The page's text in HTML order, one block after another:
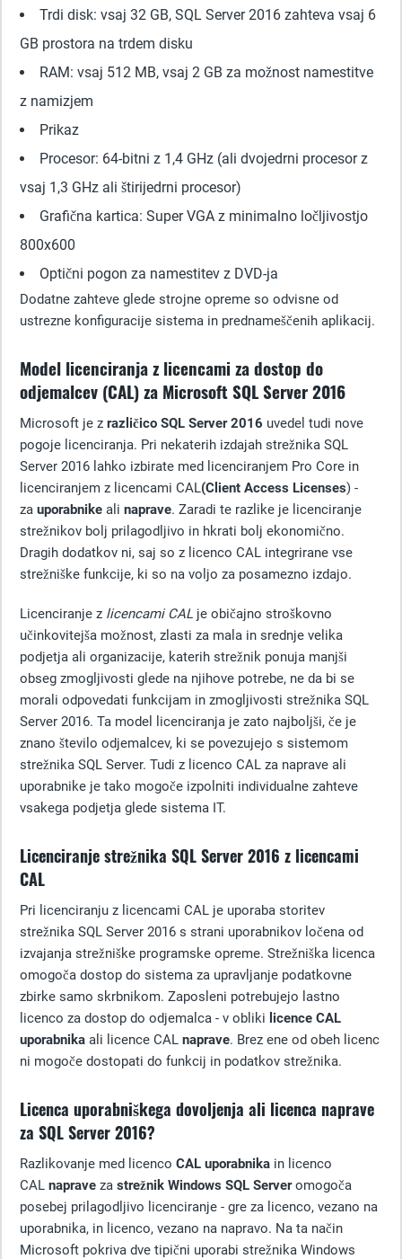
Trdi disk: vsaj 32 GB, SQL Server 2016 zahteva vsaj 6
GB prostora na trdem disku
RAM: vsaj 512 MB, vsaj 2 GB za možnost namestitve
z namizjem
Prikaz
Procesor: 64-bitni z 1,4 GHz (ali dvojedrni procesor z
vsaj 1,3 GHz ali štirijedrni procesor)
Grafična kartica: Super VGA z minimalno ločljivostjo
800x600
Optični pogon za namestitev z DVD-ja
Dodatne zahteve glede strojne opreme so odvisne od
ustrezne konfiguracije sistema in prednameščenih aplikacij.
Model licenciranja z licencami za dostop do
odjemalcev (CAL) za Microsoft SQL Server 2016
Microsoft je z različico SQL Server 2016 uvedel tudi nove
pogoje licenciranja. Pri nekaterih izdajah strežnika SQL
Server 2016 lahko izbirate med licenciranjem Pro Core in
licenciranjem z licencami CAL(Client Access Licenses) -
za uporabnike ali naprave. Zaradi te razlike je licenciranje
strežnikov bolj prilagodljivo in hkrati bolj ekonomično.
Dragih dodatkov ni, saj so z licenco CAL integrirane vse
strežniške funkcije, ki so na voljo za posamezno izdajo.
Licenciranje z licencami CAL je običajno stroškovno
učinkovitejša možnost, zlasti za mala in srednje velika
podjetja ali organizacije, katerih strežnik ponuja manjši
obseg zmogljivosti glede na njihove potrebe, ne da bi se
morali odpovedati funkcijam in zmogljivosti strežnika SQL
Server 2016. Ta model licenciranja je zato najboljši, če je
znano število odjemalcev, ki se povezujejo s sistemom
strežnika SQL Server. Tudi z licenco CAL za naprave ali
uporabnike je tako mogoče izpolniti individualne zahteve
vsakega podjetja glede sistema IT.
Licenciranje strežnika SQL Server 2016 z licencami
CAL
Pri licenciranju z licencami CAL je uporaba storitev
strežnika SQL Server 2016 s strani uporabnikov ločena od
izvajanja strežniške programske opreme. Strežniška licenca
omogoča dostop do sistema za upravljanje podatkovne
zbirke samo skrbnikom. Zaposleni potrebujejo lastno
licenco za dostop do odjemalca - v obliki licence CAL
uporabnika ali licence CAL naprave. Brez ene od obeh licenc
ni mogoče dostopati do funkcij in podatkov strežnika.
Licenca uporabniškega dovoljenja ali licenca naprave
za SQL Server 2016?
Razlikovanje med licenco CAL uporabnika in licenco
CAL naprave za strežnik Windows SQL Serveromogoča
posebej prilagodljivo licenciranje - gre za licenco, vezano na
uporabnika, in licenco, vezano na napravo. Na ta način
Microsoft pokriva dve tipični uporabi strežnika Windows